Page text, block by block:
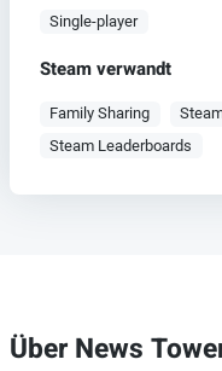
Single-player
Steam verwandt
Family Sharing
Steam Leaderboards
Über News